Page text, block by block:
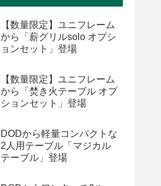
【数量限定】ユニフレーム
から「薪グリルsolo オプシ
ョンセット」登場
【数量限定】ユニフレーム
から「焚き火テーブル オプ
ションセット」登場
DODから軽量コンパクトな
2人用テーブル「マジカル
テーブル」登場